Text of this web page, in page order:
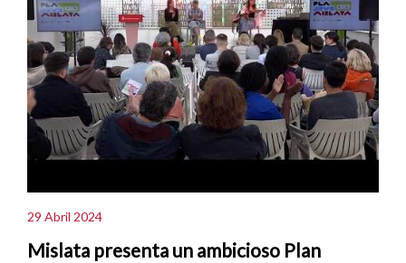
29 Abril 2024
Mislata presenta un ambicioso Plan